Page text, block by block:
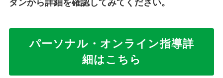
タンから詳細を確認してみてください。
パーソナル・オンライン指導詳
細はこちら